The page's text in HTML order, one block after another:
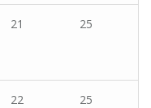
21 25
22 25